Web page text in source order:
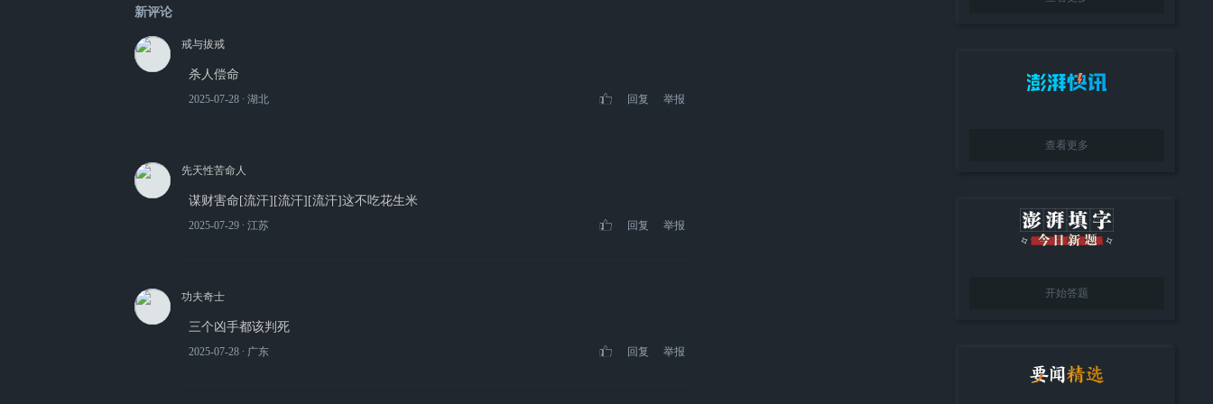
新评论
戒与拔戒
杀人偿命
2025-07-28 ∙ 湖北 回复 举报
先天性苦命人
谋财害命[流汗][流汗][流汗]这不吃花生米
2025-07-29 ∙ 江苏 回复 举报
功夫奇士
三个凶手都该判死
2025-07-28 ∙ 广东 回复 举报
查看更多
开始答题